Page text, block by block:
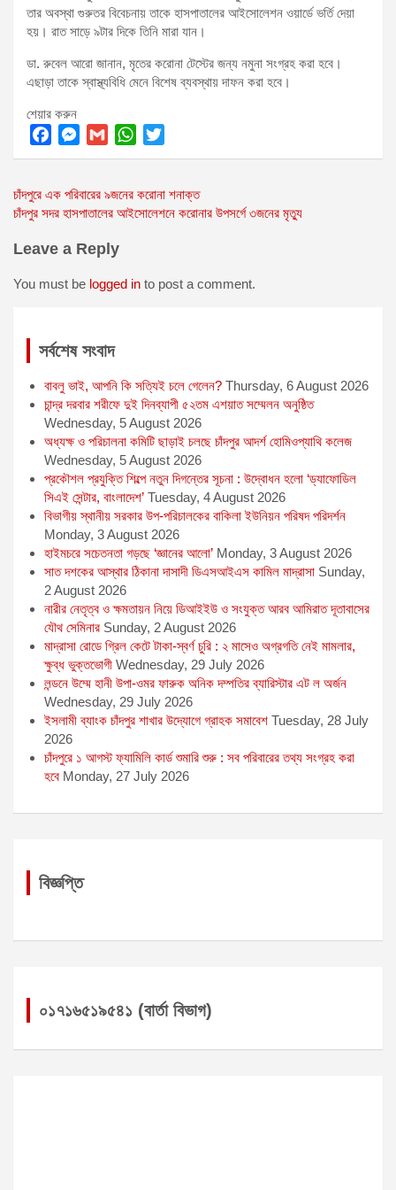
তার অবস্থা গুরুতর বিবেচনায় তাকে হাসপাতালের আইসোলেশন ওয়ার্ডে ভর্তি দেয়া
হয়। রাত সাড়ে ৯টার দিকে তিনি মারা যান।
ডা. রুবেল আরো জানান, মৃতের করোনা টেস্টের জন্য নমুনা সংগ্রহ করা হবে।
এছাড়া তাকে স্বাস্থ্যবিধি মেনে বিশেষ ব্যবস্থায় দাফন করা হবে।
শেয়ার করুন
F
c
e
o
M
s
s
g
G
a
i
W
a
t
A
p
T
i
t
r
Post
navigation
চাঁদপুরে এক পরিবারের ৯জনের করোনা শনাক্ত
চাঁদপুর সদর হাসপাতালের আইসোলেশনে করোনার উপসর্গে ৩জনের মৃত্যু
Leave a Reply
You must be logged in to post a comment.
সর্বশেষ সংবাদ
বাবলু ভাই, আপনি কি সত্যিই চলে গেলেন? Thursday, 6 August 2026
চান্দ্র দরবার শরীফে দুই দিনব্যাপী ৫২তম এশয়াত সম্মেলন অনুষ্ঠিত
Wednesday, 5 August 2026
অধ্যক্ষ ও পরিচালনা কমিটি ছাড়াই চলছে চাঁদপুর আদর্শ হোমিওপ্যাথি কলেজ
Wednesday, 5 August 2026
প্রকৌশল প্রযুক্তি শিল্পে নতুন দিগন্তের সূচনা : উদ্বোধন হলো ‘ড্যাফোডিল
সিএই সেন্টার, বাংলাদেশ’ Tuesday, 4 August 2026
বিভাগীয় স্থানীয় সরকার উপ-পরিচালকের বাকিলা ইউনিয়ন পরিষদ পরিদর্শন
Monday, 3 August 2026
হাইমচরে সচেতনতা গড়ছে ‘জ্ঞানের আলো’ Monday, 3 August 2026
সাত দশকের আস্থার ঠিকানা দাসাদী ডিএসআইএস কামিল মাদ্রাসা Sunday,
2 August 2026
নারীর নেতৃত্ব ও ক্ষমতায়ন নিয়ে ডিআইইউ ও সংযুক্ত আরব আমিরাত দূতাবাসের
যৌথ সেমিনার Sunday, 2 August 2026
মাদ্রাসা রোডে গ্রিল কেটে টাকা-স্বর্ণ চুরি : ২ মাসেও অগ্রগতি নেই মামলার,
ক্ষুব্ধ ভুক্তভোগী Wednesday, 29 July 2026
লন্ডনে উম্মে হানী উপা-ওমর ফারুক অনিক দম্পতির ব্যারিস্টার এট ল অর্জন
Wednesday, 29 July 2026
ইসলামী ব্যাংক চাঁদপুর শাখার উদ্যোগে গ্রাহক সমাবেশ Tuesday, 28 July
2026
চাঁদপুরে ১ আগস্ট ফ্যামিলি কার্ড শুমারি শুরু : সব পরিবারের তথ্য সংগ্রহ করা
হবে Monday, 27 July 2026
বিজ্ঞপ্তি
০১৭১৬৫১৯৫৪১ (বার্তা বিভাগ)